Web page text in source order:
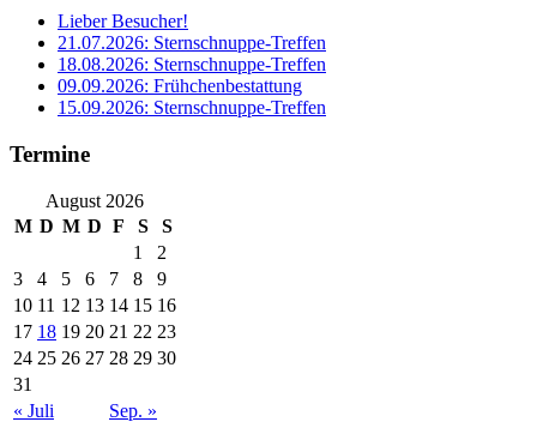
Lieber Besucher!
21.07.2026: Sternschnuppe-Treffen
18.08.2026: Sternschnuppe-Treffen
09.09.2026: Frühchenbestattung
15.09.2026: Sternschnuppe-Treffen
Termine
August 2026
M D M D F S S
« Juli Sep. »
1
2
3
4 5 6 7 8
9
10 11 12 13 14 15 16
17 18 19 20 21 22 23
24 25 26 27 28 29 30
31